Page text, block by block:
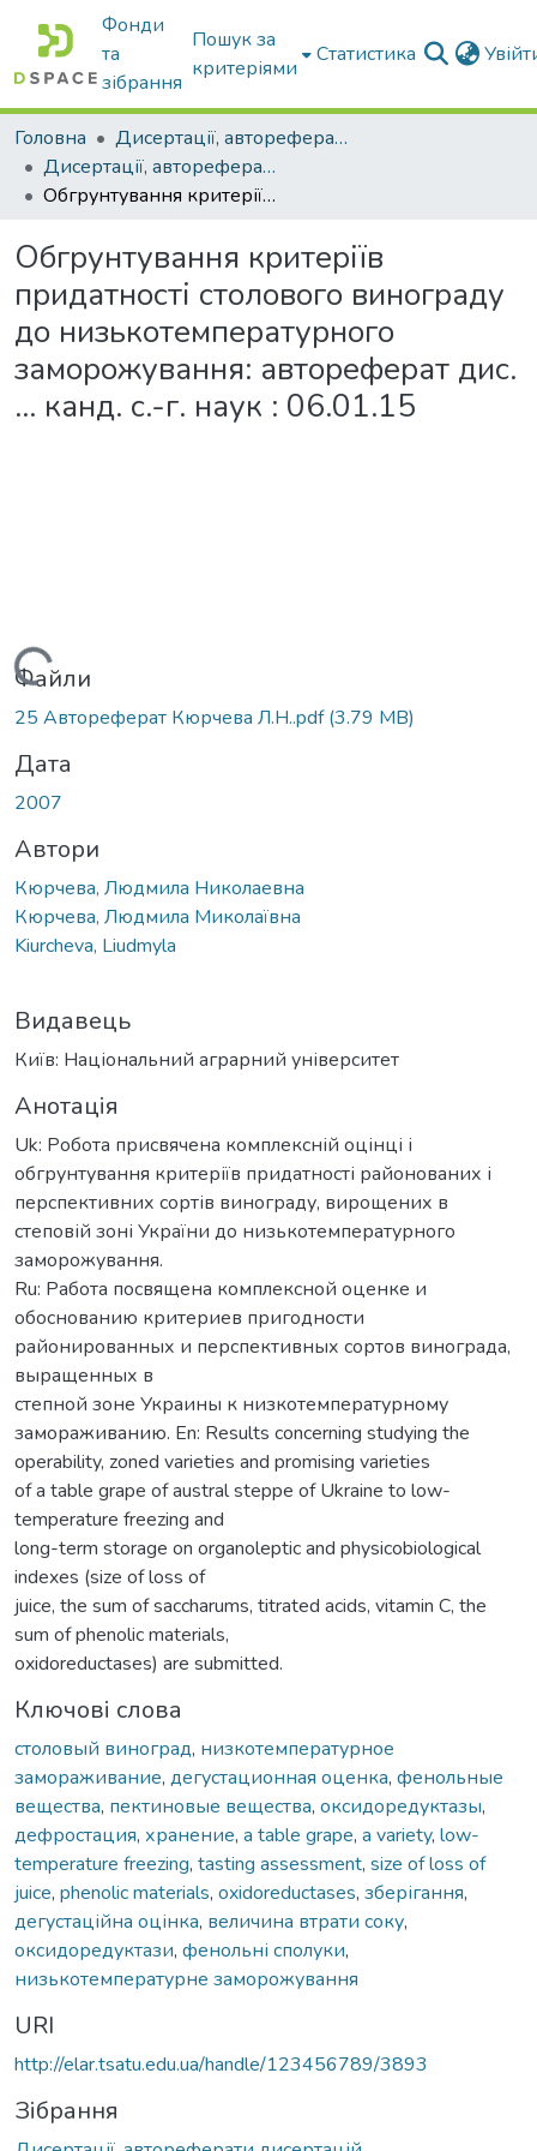
Фонди
та
зібрання
Пошук за
критеріями
Статистика
Головна
Дисертації, автореферати дисертацій
Дисертації, автореферати дисертацій
Обгрунтування критеріїв придатності столового винограду до низькотемпературного заморожування: автореферат дис. ... канд. с.-г. наук : 06.01.15
Обгрунтування критеріїв
придатності столового винограду
до низькотемпературного
заморожування: автореферат дис.
... канд. с.-г. наук : 06.01.15
Вантажиться...
Файли
25 Автореферат Кюрчева Л.Н..pdf(3.79 MB)
Дата
2007
Автори
Кюрчева, Людмила Николаевна
Кюрчева, Людмила Миколаївна
Kiurcheva, Liudmyla
Видавець
Київ: Національний аграрний університет
Анотація
Uk: Робота присвячена комплексній оцінці і
обгрунтування критеріїв придатності районованих і
перспективних сортів винограду, вирощених в
степовій зоні України до низькотемпературного
заморожування.
Ru: Работа посвящена комплексной оценке и
обоснованию критериев пригодности
районированных и перспективных сортов винограда,
выращенных в
степной зоне Украины к низкотемпературному
замораживанию. En: Results concerning studying the
operability, zoned varieties and promising varieties
of a table grape of austral steppe of Ukraine to low-
temperature freezing and
long-term storage on organoleptic and physicobiological
indexes (size of loss of
juice, the sum of saccharums, titrated acids, vitamin C, the
sum of phenolic materials,
oxidoreductases) are submitted.
Ключові слова
столовый виноград, низкотемпературное
замораживание, дегустационная оценка, фенольные
вещества, пектиновые вещества, оксидоредуктазы,
дефростация, хранение, a table grape, a variety, low-
temperature freezing, tasting assessment, size of loss of
juice, phenolic materials, oxidoreductases, зберігання,
дегустаційна оцінка, величина втрати соку,
оксидоредуктази, фенольні сполуки,
низькотемпературне заморожування
URI
http://elar.tsatu.edu.ua/handle/123456789/3893
Зібрання